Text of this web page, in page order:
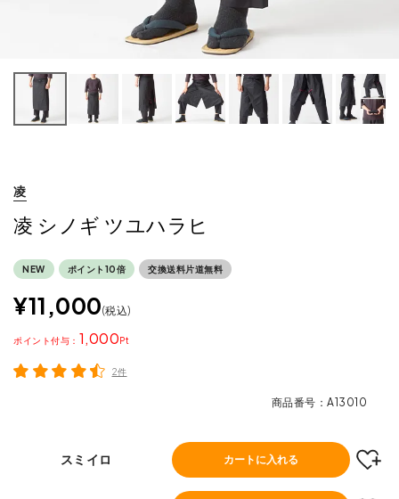
凌
凌 シノギ ツユハラヒ
NEW ポイント10倍 交換送料片道無料
¥11,000 税込
1,000
ポイント
2件
商品番号 A13010
スミイロ カートに入れる